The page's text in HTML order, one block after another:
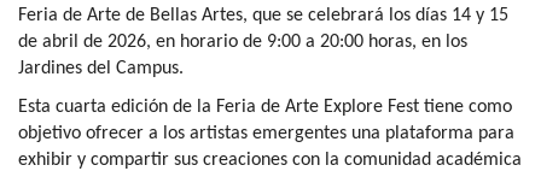
Feria de Arte de Bellas Artes, que se celebrará los días 14 y 15
de abril de 2026, en horario de 9:00 a 20:00 horas, en los
Jardines del Campus.
Esta cuarta edición de la Feria de Arte Explore Fest tiene como
objetivo ofrecer a los artistas emergentes una plataforma para
exhibir y compartir sus creaciones con la comunidad académica